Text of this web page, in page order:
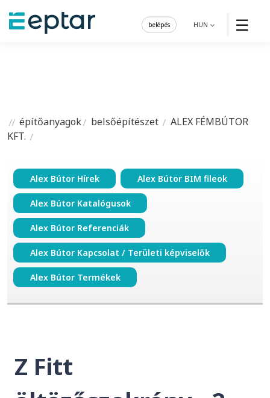
☰
HUN
belépés
építőanyagok belsőépítészet
ALEX FÉMBÚTOR
KFT.
Alex Bútor Hírek Alex Bútor BIM fileok
Alex Bútor Katalógusok
Alex Bútor Referenciák
Alex Bútor Kapcsolat / Területi képviselők
Alex Bútor Termékek
Z Fitt